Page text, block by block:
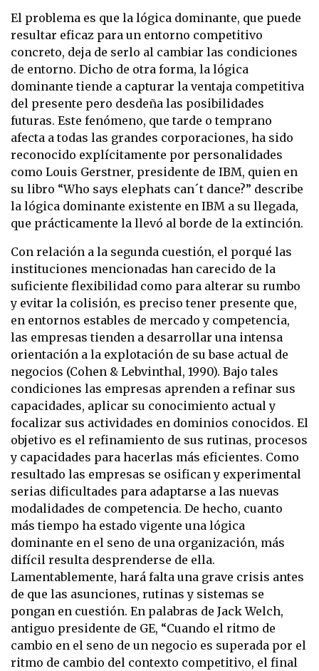
El problema es que la lógica dominante, que puede
resultar eficaz para un entorno competitivo
concreto, deja de serlo al cambiar las condiciones
de entorno. Dicho de otra forma, la lógica
dominante tiende a capturar la ventaja competitiva
del presente pero desdeña las posibilidades
futuras. Este fenómeno, que tarde o temprano
afecta a todas las grandes corporaciones, ha sido
reconocido explícitamente por personalidades
como Louis Gerstner, presidente de IBM, quien en
su libro “Who says elephats can´t dance?” describe
la lógica dominante existente en IBM a su llegada,
que prácticamente la llevó al borde de la extinción.
Con relación a la segunda cuestión, el porqué las
instituciones mencionadas han carecido de la
suficiente flexibilidad como para alterar su rumbo
y evitar la colisión, es preciso tener presente que,
en entornos estables de mercado y competencia,
las empresas tienden a desarrollar una intensa
orientación a la explotación de su base actual de
negocios (Cohen & Lebvinthal, 1990). Bajo tales
condiciones las empresas aprenden a refinar sus
capacidades, aplicar su conocimiento actual y
focalizar sus actividades en dominios conocidos. El
objetivo es el refinamiento de sus rutinas, procesos
y capacidades para hacerlas más eficientes. Como
resultado las empresas se osifican y experimental
serias dificultades para adaptarse a las nuevas
modalidades de competencia. De hecho, cuanto
más tiempo ha estado vigente una lógica
dominante en el seno de una organización, más
difícil resulta desprenderse de ella.
Lamentablemente, hará falta una grave crisis antes
de que las asunciones, rutinas y sistemas se
pongan en cuestión. En palabras de Jack Welch,
antiguo presidente de GE, “Cuando el ritmo de
cambio en el seno de un negocio es superada por el
ritmo de cambio del contexto competitivo, el final